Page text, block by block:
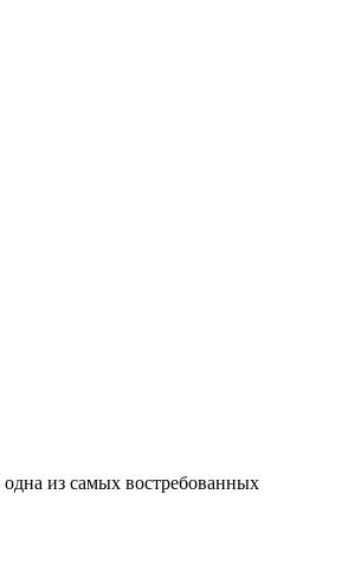
из самых востребованных